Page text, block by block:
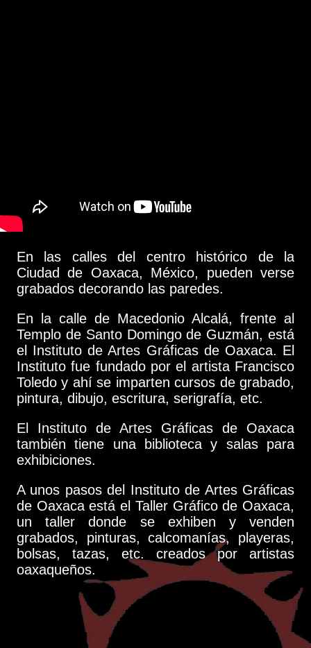
En las calles del centro histórico de la
Ciudad de Oaxaca, México, pueden verse
grabados decorando las paredes.
En la calle de Macedonio Alcalá, frente al
Templo de Santo Domingo de Guzmán, está
el Instituto de Artes Gráficas de Oaxaca. El
Instituto fue fundado por el artista Francisco
Toledo y ahí se imparten cursos de grabado,
pintura, dibujo, escritura, serigrafía, etc.
El Instituto de Artes Gráficas de Oaxaca
también tiene una biblioteca y salas para
exhibiciones.
A unos pasos del Instituto de Artes Gráficas
de Oaxaca está el Taller Gráfico de Oaxaca,
un taller donde se exhiben y venden
grabados, pinturas, calcomanías, playeras,
bolsas, tazas, etc. creados por artistas
oaxaqueños.